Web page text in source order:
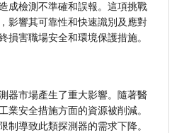
成檢測不準確和誤報。這項挑戰
影響其可靠性和快速識別及應對
損害職場安全和環境保護措施。
器市場產生了重大影響。隨著醫
業安全措施方面的資源被削減。
制導致此類探測器的需求下降。